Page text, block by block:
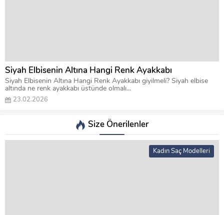
Siyah Elbisenin Altına Hangi Renk Ayakkabı
Siyah Elbisenin Altına Hangi Renk Ayakkabı giyilmeli? Siyah elbise
altında ne renk ayakkabı üstünde olmalı...
23.02.2026
Size Önerilenler
Kadın Saç Modelleri